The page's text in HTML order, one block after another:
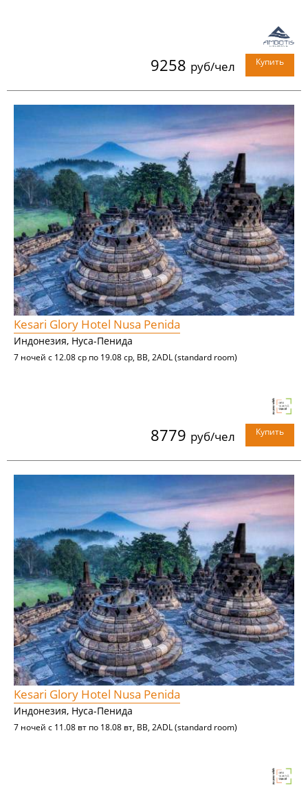
9258 руб/чел Купить
Kesari Glory Hotel Nusa Penida
Индонезия, Нуса-Пенида
7 ночей с 12.08 ср по 19.08 ср, BB, 2ADL (standard room)
8779 руб/чел Купить
Kesari Glory Hotel Nusa Penida
Индонезия, Нуса-Пенида
7 ночей с 11.08 вт по 18.08 вт, BB, 2ADL (standard room)